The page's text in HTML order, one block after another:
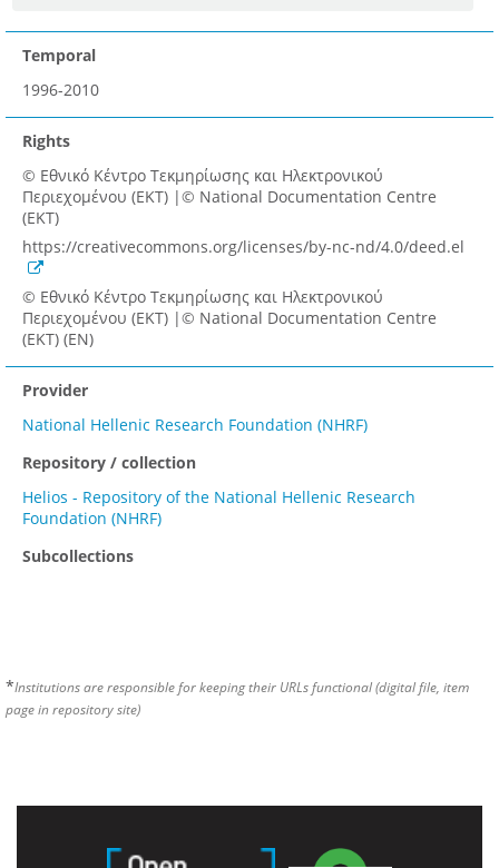
Temporal
1996-2010
Rights
© Εθνικό Κέντρο Τεκμηρίωσης και Ηλεκτρονικού
Περιεχομένου (ΕΚΤ) |© National Documentation Centre
(EKT)
https://creativecommons.org/licenses/by-nc-nd/4.0/deed.el
© Εθνικό Κέντρο Τεκμηρίωσης και Ηλεκτρονικού
Περιεχομένου (ΕΚΤ) |© National Documentation Centre
(EKT) (EN)
Provider
National Hellenic Research Foundation (NHRF)
Repository / collection
Helios - Repository of the National Hellenic Research
Foundation (NHRF)
Subcollections
*Institutions are responsible for keeping their URLs functional (digital file, item
page in repository site)